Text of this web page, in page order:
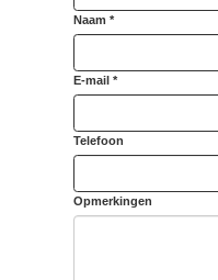
Naam *
E-mail *
Telefoon
Opmerkingen